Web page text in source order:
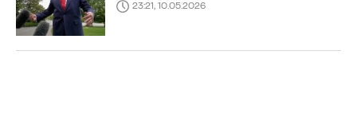
23:21, 10.05.2026